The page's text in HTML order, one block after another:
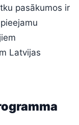
pasākumos ir
Latvijas